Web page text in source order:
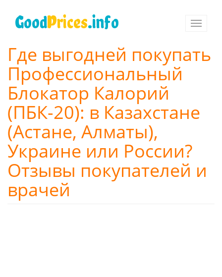
основному
GoodPrices.info
Toggle
Где выгодней покупать
Профессиональный
Блокатор Калорий
(ПБК-20): в Казахстане
(Астане, Алматы),
Украине или России?
Отзывы покупателей и
врачей